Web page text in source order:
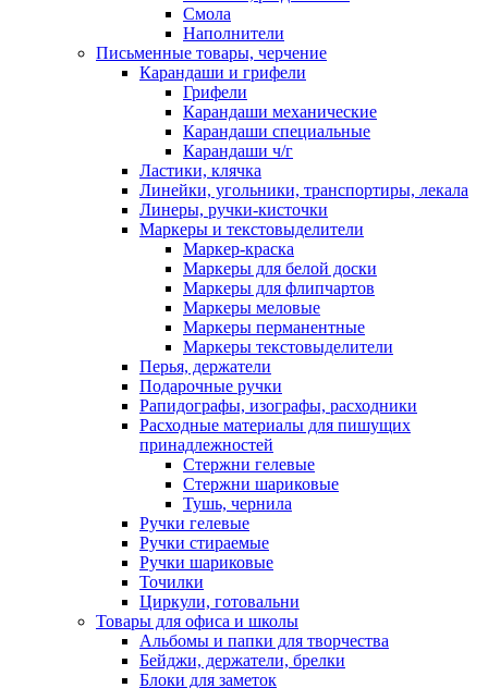
Смола
Наполнители
Письменные товары, черчение
Карандаши и грифели
Грифели
Карандаши механические
Карандаши специальные
Карандаши ч/г
Ластики, клячка
Линейки, угольники, транспортиры, лекала
Линеры, ручки-кисточки
Маркеры и текстовыделители
Маркер-краска
Маркеры для белой доски
Маркеры для флипчартов
Маркеры меловые
Маркеры перманентные
Маркеры текстовыделители
Перья, держатели
Подарочные ручки
Рапидографы, изографы, расходники
Расходные материалы для пишущих
принадлежностей
Стержни гелевые
Стержни шариковые
Тушь, чернила
Ручки гелевые
Ручки стираемые
Ручки шариковые
Точилки
Циркули, готовальни
Товары для офиса и школы
Альбомы и папки для творчества
Бейджи, держатели, брелки
Блоки для заметок